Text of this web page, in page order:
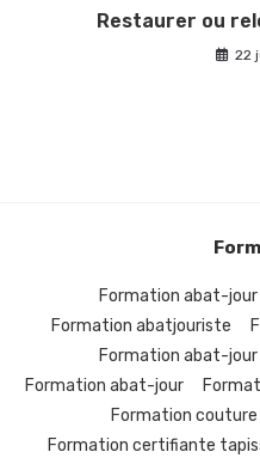
Restaurer ou
22
Formation abat-
Formation abatjouriste
Formation abat-jour
Formation abat-jour
Formation
Formation certifiante